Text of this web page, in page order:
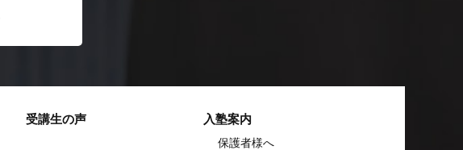
受講生の声 入塾案内
保護者様へ